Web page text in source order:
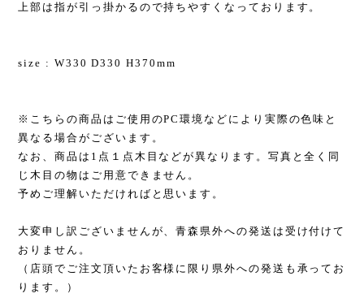
上部は指が引っ掛かるので持ちやすくなっております。
size : W330 D330 H370mm
※こちらの商品はご使用のPC環境などにより実際の色味と
異なる場合がございます。
なお、商品は1点１点木目などが異なります。写真と全く同
じ木目の物はご用意できません。
予めご理解いただければと思います。
大変申し訳ございませんが、青森県外への発送は受け付けて
おりません。
（店頭でご注文頂いたお客様に限り県外への発送も承ってお
ります。）